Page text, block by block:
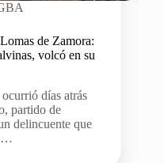
de Zamora:
volcó en su
días atrás
partido de
delincuente que